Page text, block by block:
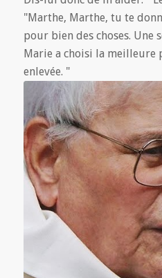
"Marthe, Marthe, tu te
pour bien des choses. Une
Marie a choisi la meilleure
enlevée. "